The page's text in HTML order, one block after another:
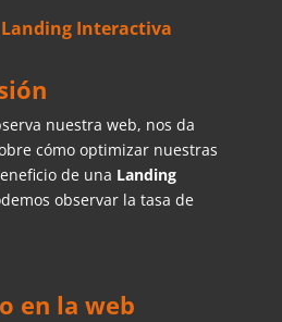
Interactiva
nuestra web, nos da
cómo optimizar nuestras
de una Landing
observar la tasa de
en la web